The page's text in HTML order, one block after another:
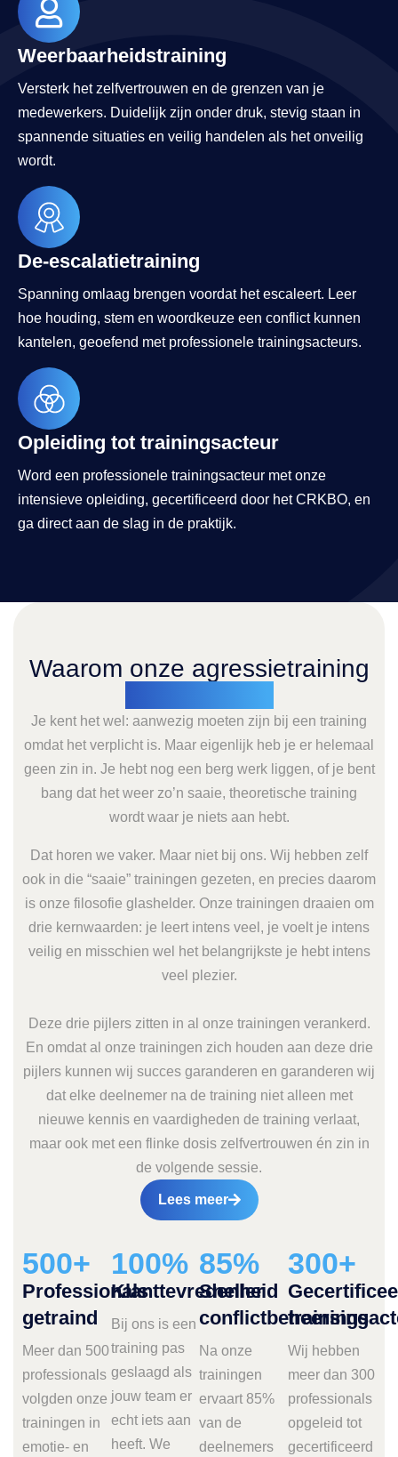
Weerbaarheidstraining
Versterk het zelfvertrouwen en de grenzen van je
medewerkers. Duidelijk zijn onder druk, stevig staan in
spannende situaties en veilig handelen als het onveilig
wordt.
De-escalatietraining
Spanning omlaag brengen voordat het escaleert. Leer
hoe houding, stem en woordkeuze een conflict kunnen
kantelen, geoefend met professionele trainingsacteurs.
Opleiding tot trainingsacteur
Word een professionele trainingsacteur met onze
intensieve opleiding, gecertificeerd door het CRKBO, en
ga direct aan de slag in de praktijk.
Waarom onze agressietraining
Je kent het wel: aanwezig moeten zijn bij een training
omdat het verplicht is. Maar eigenlijk heb je er helemaal
geen zin in. Je hebt nog een berg werk liggen, of je bent
bang dat het weer zo’n saaie, theoretische training
wordt waar je niets aan hebt.
Dat horen we vaker. Maar niet bij ons. Wij hebben zelf
ook in die “saaie” trainingen gezeten, en precies daarom
is onze filosofie glashelder. Onze trainingen draaien om
drie kernwaarden: je leert intens veel, je voelt je intens
veilig en misschien wel het belangrijkste je hebt intens
veel plezier.
Deze drie pijlers zitten in al onze trainingen verankerd.
En omdat al onze trainingen zich houden aan deze drie
pijlers kunnen wij succes garanderen en garanderen wij
dat elke deelnemer na de training niet alleen met
nieuwe kennis en vaardigheden de training verlaat,
maar ook met een flinke dosis zelfvertrouwen én zin in
de volgende sessie.
Lees meer
500+
Professionals
getraind
Meer dan 500
professionals
volgden onze
trainingen in
emotie- en
100%
Klanttevredenheid
Bij ons is een
training pas
geslaagd als
jouw team er
echt iets aan
heeft. We
85%
Sneller
conflictbeheersing
Na onze
trainingen
ervaart 85%
van de
deelnemers
300+
Wij hebben
meer dan 300
professionals
opgeleid tot
gecertificeerd